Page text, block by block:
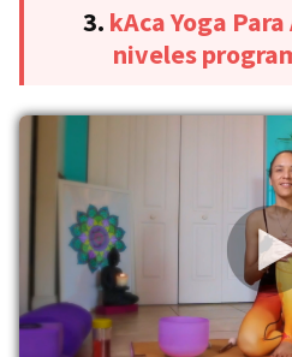
3. kAca Yoga
niveles